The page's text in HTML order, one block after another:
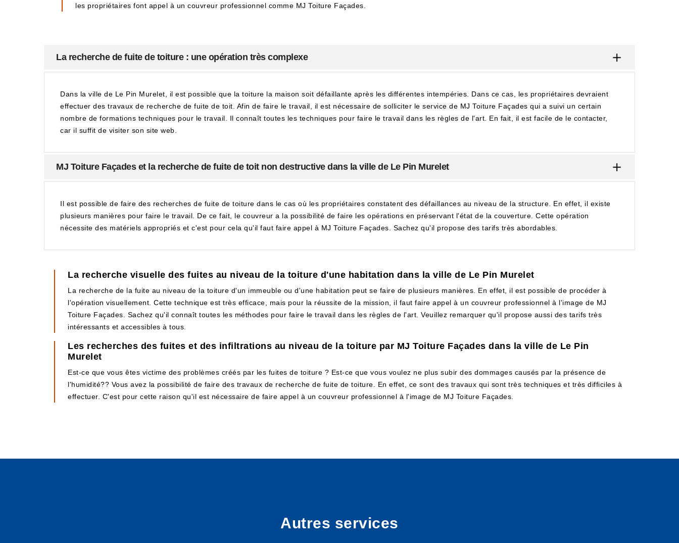
les propriétaires font appel à un couvreur professionnel comme MJ Toiture Façades.
La recherche de fuite de toiture : une opération très complexe
Dans la ville de Le Pin Murelet, il est possible que la toiture la maison soit défaillante après les différentes intempéries. Dans ce cas, les propriétaires devraient
effectuer des travaux de recherche de fuite de toit. Afin de faire le travail, il est nécessaire de solliciter le service de MJ Toiture Façades qui a suivi un certain
nombre de formations techniques pour le travail. Il connaît toutes les techniques pour faire le travail dans les règles de l'art. En fait, il est facile de le contacter,
car il suffit de visiter son site web.
MJ Toiture Façades et la recherche de fuite de toit non destructive dans la ville de Le Pin Murelet
Il est possible de faire des recherches de fuite de toiture dans le cas où les propriétaires constatent des défaillances au niveau de la structure. En effet, il existe
plusieurs manières pour faire le travail. De ce fait, le couvreur a la possibilité de faire les opérations en préservant l'état de la couverture. Cette opération
nécessite des matériels appropriés et c'est pour cela qu'il faut faire appel à MJ Toiture Façades. Sachez qu'il propose des tarifs très abordables.
La recherche visuelle des fuites au niveau de la toiture d'une habitation dans la ville de Le Pin Murelet
La recherche de la fuite au niveau de la toiture d'un immeuble ou d'une habitation peut se faire de plusieurs manières. En effet, il est possible de procéder à
l'opération visuellement. Cette technique est très efficace, mais pour la réussite de la mission, il faut faire appel à un couvreur professionnel à l'image de MJ
Toiture Façades. Sachez qu'il connaît toutes les méthodes pour faire le travail dans les règles de l'art. Veuillez remarquer qu'il propose aussi des tarifs très
intéressants et accessibles à tous.
Les recherches des fuites et des infiltrations au niveau de la toiture par MJ Toiture Façades dans la ville de Le Pin
Murelet
Est-ce que vous êtes victime des problèmes créés par les fuites de toiture ? Est-ce que vous voulez ne plus subir des dommages causés par la présence de
l'humidité?? Vous avez la possibilité de faire des travaux de recherche de fuite de toiture. En effet, ce sont des travaux qui sont très techniques et très difficiles à
effectuer. C'est pour cette raison qu'il est nécessaire de faire appel à un couvreur professionnel à l'image de MJ Toiture Façades.
Autres services